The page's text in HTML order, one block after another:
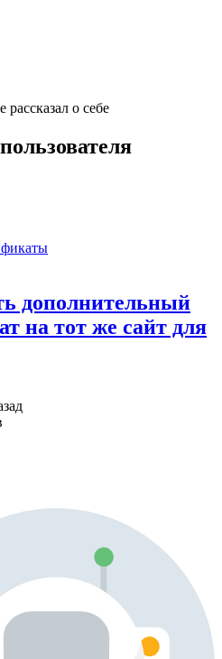
рассказал о себе
пользователя
дополнительный
на тот же сайт для